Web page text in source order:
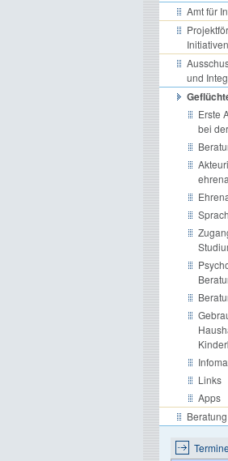
Amt für
Initiativen
und
Erste
bei
Links
Apps